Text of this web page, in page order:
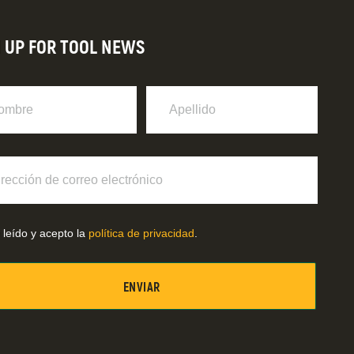
UP FOR TOOL NEWS
leído y acepto la política de privacidad.